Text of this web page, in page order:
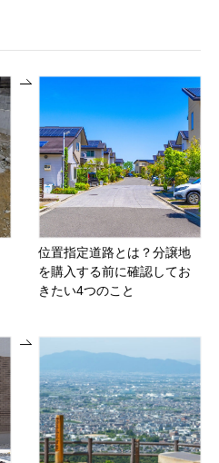
位置指定道路とは？分譲地
を購入する前に確認してお
きたい4つのこと